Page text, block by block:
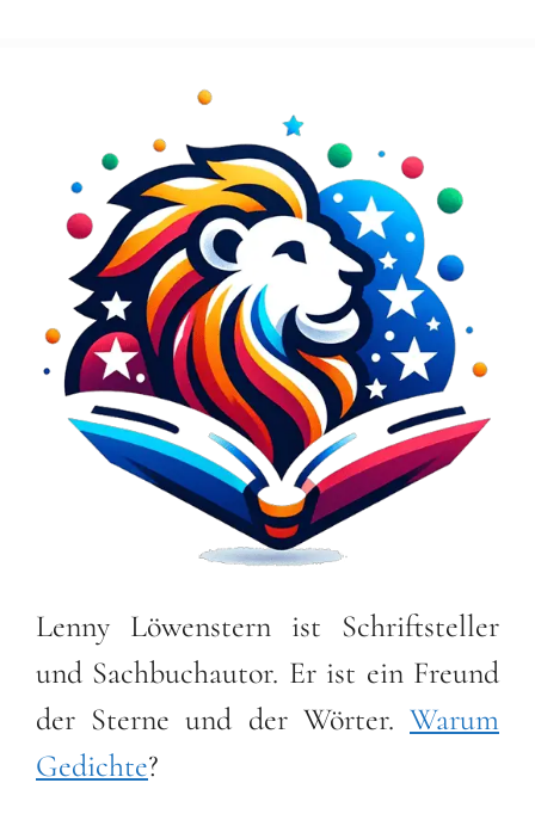
Lenny Löwenstern ist Schriftsteller
und Sachbuchautor. Er ist ein Freund
der Sterne und der Wörter. Warum
Gedichte?